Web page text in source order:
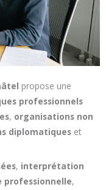
propose une
professionnels
, organisations non
diplomatiques et
, interprétation
professionnelle,